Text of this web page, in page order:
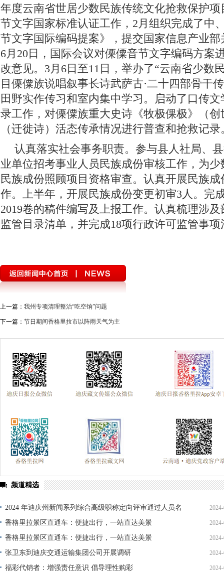
年度云南省世居少数民族传统文化抢救保护
节文字国家标准认证工作，2月组织完成了中
节文字国际编码提案》，提交国家信息产业
6月20日，国际会议对傈僳音节文字编码方案
改意见。3月6日至11日，举办了“云南省少数
目傈僳族说唱叙事长诗武萨古·二十四部骨干
田野实作传习和室内集中学习。启动了口传
录工作，对傈僳族重大史诗《牧极倮极》（
（迁徙诗）活态传承情况进行普查和抢救记录
认真落实社会事务职责。参与县人社局、
业单位招考事业人员民族成份审核工作，为
民族成份照顾项目资格审查。认真开展民族
作。上半年，开展民族成份变更初审3人。完
2019卷的稿件编写及上报工作。认真梳理涉
监管目录清单，并完成18项行政许可监管事
上一篇： 我州专项清理整治“吃空饷”问题
下一篇： 节日期间香格里拉市以阵雨天气为主
频道精选
2024 年迪庆州新闻系列综合高级职称定向评审通过人员名
单公示
香格里拉景区直通车：便捷出行，一站直达美景
香格里拉景区直通车：便捷出行，一站直达美景
张卫东到迪庆交通运输集团公司开展调研
福彩代销者：增强责任意识 倡导理性购彩